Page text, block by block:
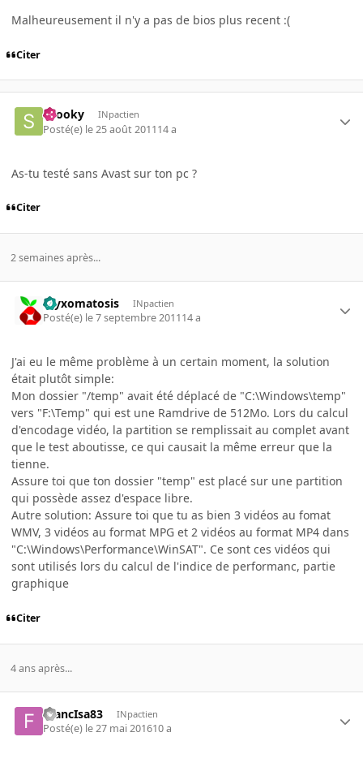
Malheureusement il n'y a pas de bios plus recent :(
Citer
snooky INpactien
Posté(e) le 25 août 201114 a
As-tu testé sans Avast sur ton pc ?
Citer
2 semaines après...
myxomatosis INpactien
Posté(e) le 7 septembre 201114 a
J'ai eu le même problème à un certain moment, la solution
était plutôt simple:
Mon dossier "/temp" avait été déplacé de "C:\Windows\temp"
vers "F:\Temp" qui est une Ramdrive de 512Mo. Lors du calcul
d'encodage vidéo, la partition se remplissait au complet avant
que le test aboutisse, ce qui causait la même erreur que la
tienne.
Assure toi que ton dossier "temp" est placé sur une partition
qui possède assez d'espace libre.
Autre solution: Assure toi que tu as bien 3 vidéos au fomat
WMV, 3 vidéos au format MPG et 2 vidéos au format MP4 dans
"C:\Windows\Performance\WinSAT". Ce sont ces vidéos qui
sont utilisés lors du calcul de l'indice de performanc, partie
graphique
Citer
4 ans après...
FrancIsa83 INpactien
Posté(e) le 27 mai 201610 a